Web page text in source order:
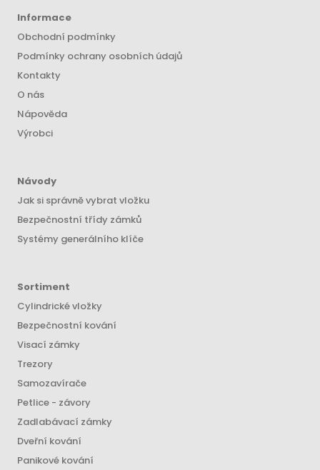
Informace
Obchodní podmínky
Podmínky ochrany osobních údajů
Kontakty
O nás
Nápověda
Výrobci
Návody
Jak si správně vybrat vložku
Bezpečnostní třídy zámků
Systémy generálního klíče
Sortiment
Cylindrické vložky
Bezpečnostní kování
Visací zámky
Trezory
Samozavírače
Petlice - závory
Zadlabávací zámky
Dveřní kování
Panikové kování